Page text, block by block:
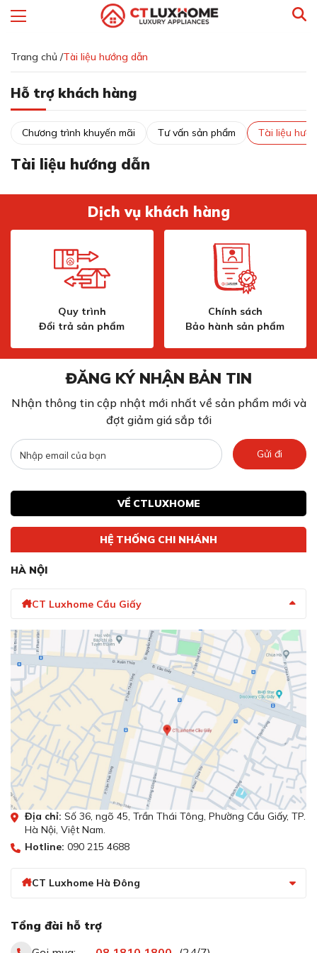
Trang chủ /Tài liệu hướng dẫn
Hỗ trợ khách hàng
Chương trình khuyến mãi Tư vấn sản phẩm Tài liệu
Tài liệu hướng dẫn
Dịch vụ khách hàng
Quy trình
Đổi trả sản phẩm
Chính sách
Bảo hành sản phẩm
ĐĂNG KÝ NHẬN BẢN TIN
Nhận thông tin cập nhật mới nhất về sản phẩm mới và
đợt giảm giá sắp tới
Gửi đi
VỀ CTLUXHOME
HỆ THỐNG CHI NHÁNH
HÀ NỘI
CT Luxhome Cầu Giấy
Địa chỉ: Số 36, ngõ 45, Trần Thái Tông, Phường Cầu Giấy, TP.
Hà Nội, Việt Nam.
Hotline: 090 215 4688
CT Luxhome Hà Đông
Tổng đài hỗ trợ